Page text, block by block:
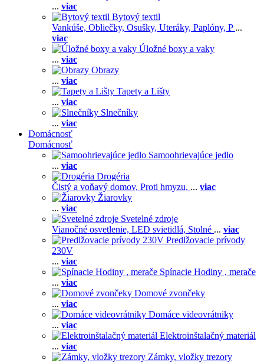
... viac
Bytový textil
Vankúše, Obliečky, Osušky, Uteráky, Paplóny, P ...
viac
Úložné boxy a vaky
... viac
Obrazy
... viac
Tapety a Lišty
... viac
Slnečníky
... viac
Domácnosť
Domácnosť
Samoohrievajúce jedlo
... viac
Drogéria
Čistý a voňavý domov, Proti hmyzu, ... viac
Žiarovky
... viac
Svetelné zdroje
Vianočné osvetlenie, LED svietidlá, Stolné ... viac
Predlžovacie prívody
230V
... viac
Spínacie Hodiny , merače
... viac
Domové zvončeky
... viac
Domáce videovrátniky
... viac
Elektroinštalačný materiál
... viac
Zámky, vložky trezory